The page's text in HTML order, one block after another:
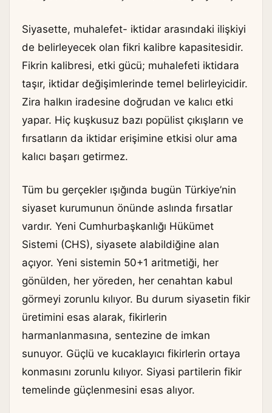
Siyasette, muhalefet- iktidar arasındaki ilişkiyi
de belirleyecek olan fikri kalibre kapasitesidir.
Fikrin kalibresi, etki gücü; muhalefeti iktidara
taşır, iktidar değişimlerinde temel belirleyicidir.
Zira halkın iradesine doğrudan ve kalıcı etki
yapar. Hiç kuşkusuz bazı popülist çıkışların ve
fırsatların da iktidar erişimine etkisi olur ama
kalıcı başarı getirmez.
Tüm bu gerçekler ışığında bugün Türkiye’nin
siyaset kurumunun önünde aslında fırsatlar
vardır. Yeni Cumhurbaşkanlığı Hükümet
Sistemi (CHS), siyasete alabildiğine alan
açıyor. Yeni sistemin 50+1 aritmetiği, her
gönülden, her yöreden, her cenahtan kabul
görmeyi zorunlu kılıyor. Bu durum siyasetin fikir
üretimini esas alarak, fikirlerin
harmanlanmasına, sentezine de imkan
sunuyor. Güçlü ve kucaklayıcı fikirlerin ortaya
konmasını zorunlu kılıyor. Siyasi partilerin fikir
temelinde güçlenmesini esas alıyor.